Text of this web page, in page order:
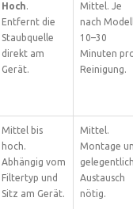
Hoch.
Entfernt die
Staubquelle
direkt am
Gerät.
Mittel. Je
nach
10–30
Minuten
Reinigung.
Mittel bis
hoch.
Abhängig vom
Filtertyp und
Sitz am Gerät.
Mittel.
Montage
Austausch
nötig.